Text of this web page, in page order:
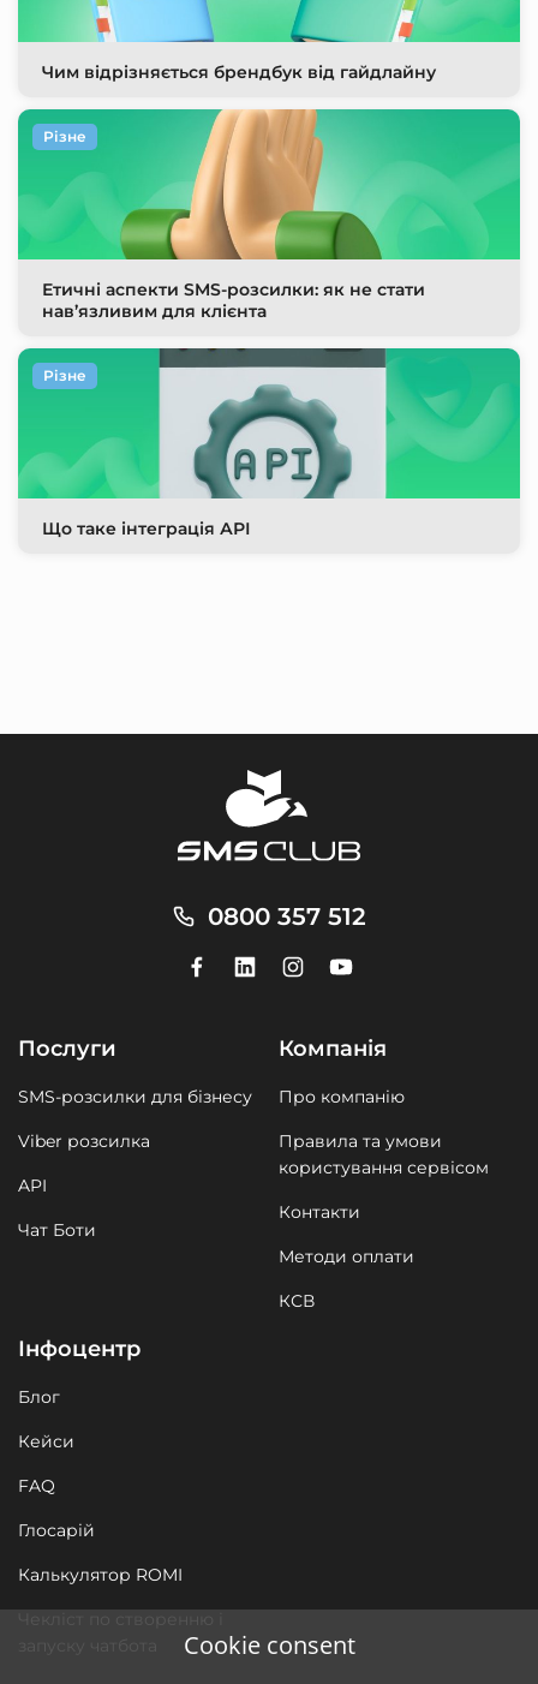
Чим відрізняється брендбук від гайдлайну
Етичні аспекти SMS-розсилки: як не стати
нав’язливим для клієнта
Різне
Що таке інтеграція АРІ
Різне
0800 357 512
Послуги
SMS-розсилки для бізнесу
Viber розсилка
API
Чат Боти
Компанія
Про компанію
Правила та умови
користування сервісом
Контакти
Методи оплати
КСВ
Інфоцентр
Блог
Кейси
FAQ
Глосарій
Калькулятор ROMI
Cookie consent